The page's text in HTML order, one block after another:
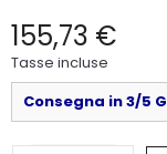
155,73 €
Tasse incluse
Consegna in 3/5